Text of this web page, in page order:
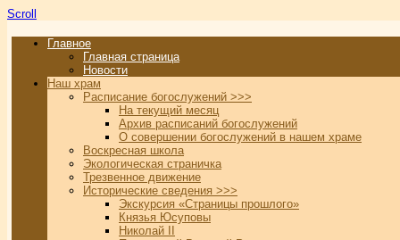
Scroll
Главное
Главная страница
Новости
Наш храм
Расписание богослужений >>>
На текущий месяц
Архив расписаний богослужений
О совершении богослужений в нашем храме
Воскресная школа
Экологическая страничка
Трезвенное движение
Исторические сведения >>>
Экскурсия «Страницы прошлого»
Князья Юсуповы
Николай II